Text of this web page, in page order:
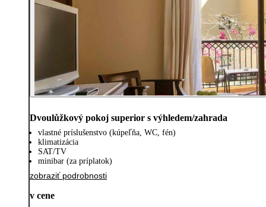
Dvoulůžkový pokoj superior s výhledem/zahrada
vlastné príslušenstvo (kúpeľňa, WC, fén)
klimatizácia
SAT/TV
minibar (za príplatok)
zobraziť podrobnosti
v cene